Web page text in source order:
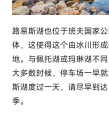
路易斯湖也位于班夫国家
体，这使得这个由冰川形
地。与佩托湖或玛琳湖不
大多数时候，停车场一早
斯湖度过一天，请尽早到
季。